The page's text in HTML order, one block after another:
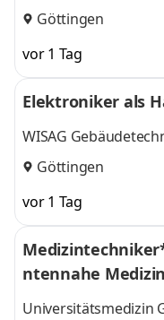
Göttingen
vor 1 Tag
Elektroniker als
WISAG
GmbH & Co. KG
Göttingen
vor 1 Tag
ntennahe
Universitätsmedizin